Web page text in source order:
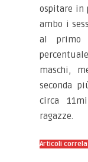
ospitare in
ambo i
al primo
maschi,
seconda
circa
ragazze.
Articoli